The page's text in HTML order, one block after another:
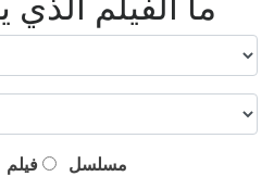
فيلم مسلسل